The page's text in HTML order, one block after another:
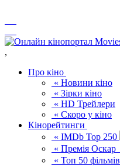
,
Про кіно
« Новини кіно
« Зірки кіно
« HD Трейлери
« Скоро у кіно
Кінорейтинги
« IMDb Top 250
« Премія Оскар
« Топ 50 фільмів